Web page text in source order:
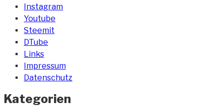
Instagram
Youtube
Steemit
DTube
Links
Impressum
Datenschutz
Kategorien